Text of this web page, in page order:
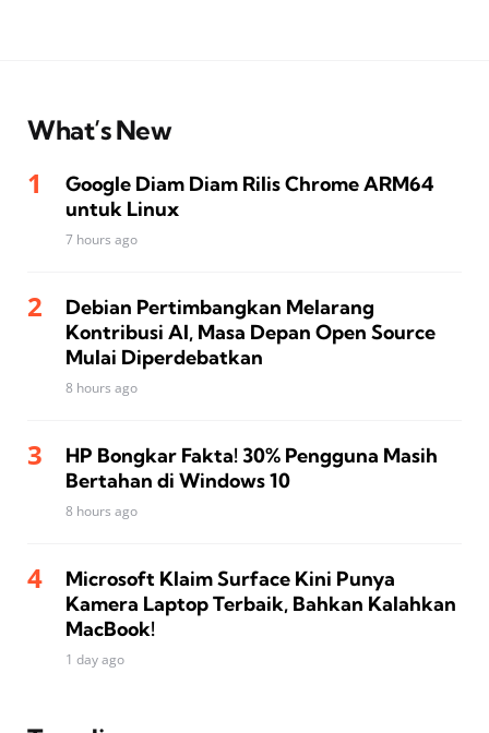
What’s New
Google Diam Diam Rilis Chrome ARM64
untuk Linux
7 hours ago
Debian Pertimbangkan Melarang
Kontribusi AI, Masa Depan Open Source
Mulai Diperdebatkan
8 hours ago
HP Bongkar Fakta! 30% Pengguna Masih
Bertahan di Windows 10
8 hours ago
Microsoft Klaim Surface Kini Punya
Kamera Laptop Terbaik, Bahkan Kalahkan
MacBook!
1 day ago